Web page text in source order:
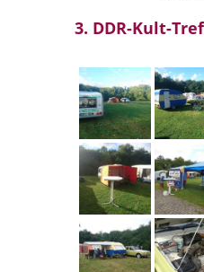
3. DDR-Kult-